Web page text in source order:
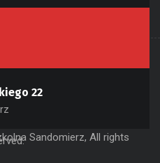
22
Sandomierz, All rights